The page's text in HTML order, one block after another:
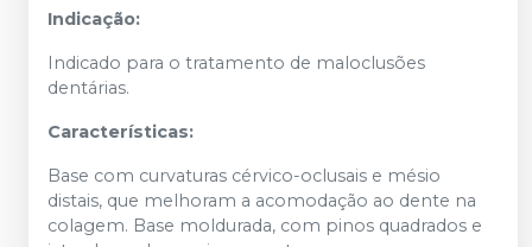
Indicação:
Indicado para o tratamento de maloclusões
dentárias.
Características:
Base com curvaturas cérvico-oclusais e mésio
distais, que melhoram a acomodação ao dente na
colagem. Base moldurada, com pinos quadrados e